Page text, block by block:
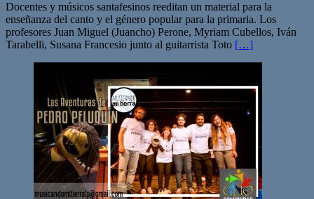
Docentes y músicos santafesinos reeditan un material para la
enseñanza del canto y el género popular para la primaria. Los
profesores Juan Miguel (Juancho) Perone, Myriam Cubellos, Iván
Tarabelli, Susana Francesio junto al guitarrista Toto […]